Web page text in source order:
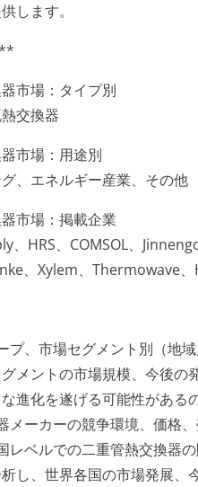
します。
市場：タイプ別
交換器
市場：用途別
、エネルギー産業、その他
市場：掲載企業
HRS、COMSOL、
、Xylem、Thermowave、
プ、市場セグメント別（地
メントの市場規模、今後
進化を遂げる可能性がある
メーカーの競争環境、価格
レベルでの二重管熱交換器
し、世界各国の市場発展